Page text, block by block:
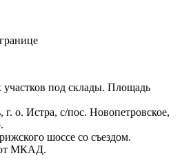
под склады. Площадь
г. о. Истра, с/пос. Новопетровское,
шоссе со съездом.
от МКАД.